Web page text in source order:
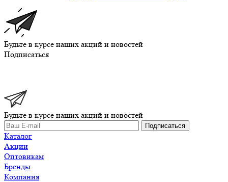
Будьте в курсе наших акций и новостей
Подписаться
Будьте в курсе наших акций и новостей
Подписаться
Каталог
Акции
Оптовикам
Бренды
Компания